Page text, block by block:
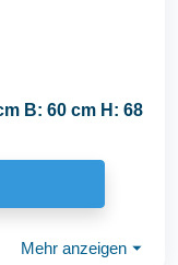
B: 60 cm H: 68
Mehr anzeigen ⏷